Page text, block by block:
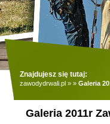
Znajdujesz się tutaj:
zawodydrwali.pl » » Galeria
Galeria 2011r